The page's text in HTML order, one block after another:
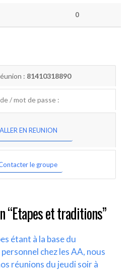
0
: 81410318890
/ mot de passe :
ALLER EN REUNION
le groupe
“Etapes et traditions”
étant à la base du
chez les AA, nous
réunions du jeudi soir à